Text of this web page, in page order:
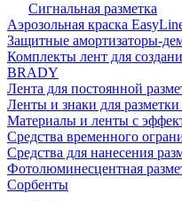
Сигнальная разметка
Аэрозольная краска
Защитные амортизаторы-
Комплекты лент для
BRADY
Лента для постоянной
Ленты и знаки для
Материалы и ленты с
Средства временного
Средства для нанесения
Фотолюминесцентная
Сорбенты